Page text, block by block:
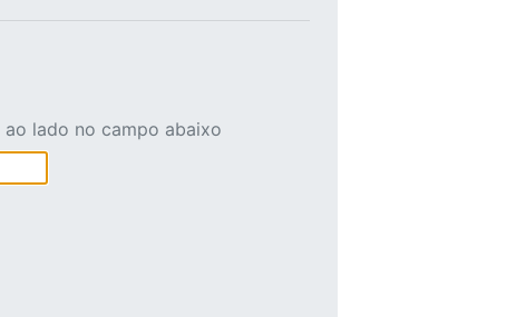
lado no campo abaixo